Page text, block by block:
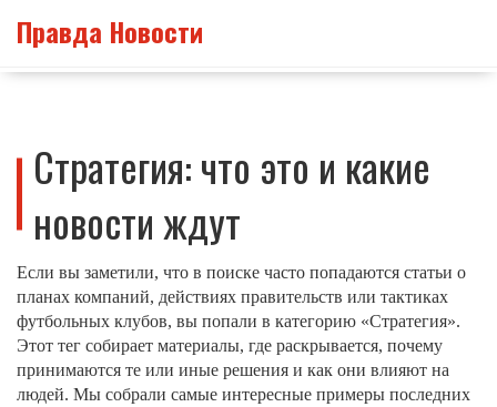
Правда Новости
Стратегия: что это и какие
новости ждут
Если вы заметили, что в поиске часто попадаются статьи о
планах компаний, действиях правительств или тактиках
футбольных клубов, вы попали в категорию «Стратегия».
Этот тег собирает материалы, где раскрывается, почему
принимаются те или иные решения и как они влияют на
людей. Мы собрали самые интересные примеры последних